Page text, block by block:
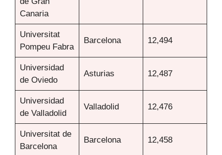
Canaria
Universitat
Pompeu Fabra
Barcelona 12,494
Universidad
de Oviedo
Asturias 12,487
Universidad
de Valladolid
Valladolid 12,476
Universitat de
Barcelona
Barcelona 12,458